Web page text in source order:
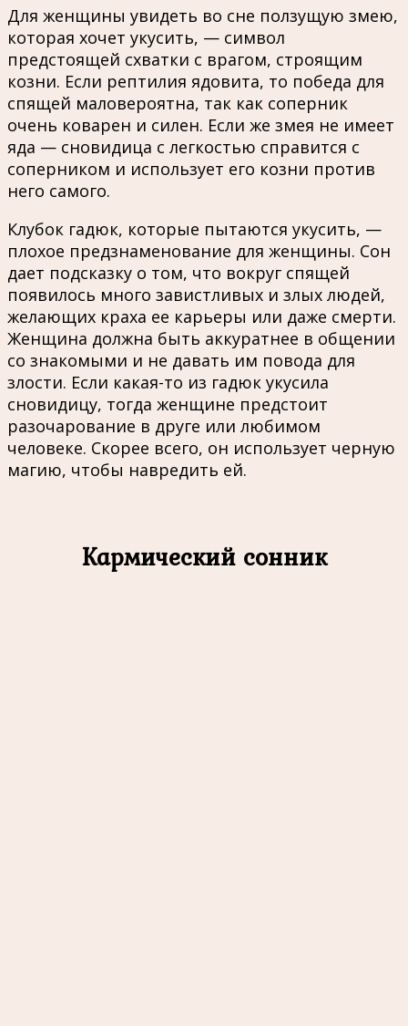
Для женщины увидеть во сне ползущую змею,
которая хочет укусить, — символ
предстоящей схватки с врагом, строящим
козни. Если рептилия ядовита, то победа для
спящей маловероятна, так как соперник
очень коварен и силен. Если же змея не имеет
яда — сновидица с легкостью справится с
соперником и использует его козни против
него самого.
Клубок гадюк, которые пытаются укусить, —
плохое предзнаменование для женщины. Сон
дает подсказку о том, что вокруг спящей
появилось много завистливых и злых людей,
желающих краха ее карьеры или даже смерти.
Женщина должна быть аккуратнее в общении
со знакомыми и не давать им повода для
злости. Если какая-то из гадюк укусила
сновидицу, тогда женщине предстоит
разочарование в друге или любимом
человеке. Скорее всего, он использует черную
магию, чтобы навредить ей.
Кармический сонник